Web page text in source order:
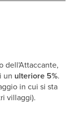
dell'Attaccante,
un ulteriore 5%.
in cui si sta
villaggi).